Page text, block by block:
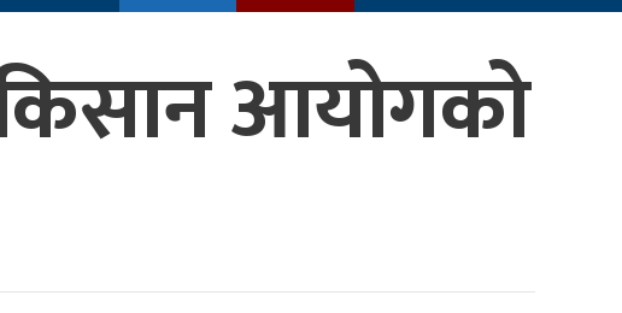
किसान आयोगको